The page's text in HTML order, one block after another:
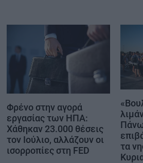
Φρένο στην αγορά
εργασίας των ΗΠΑ:
Χάθηκαν 23.000 θέσεις
τον Ιούλιο, αλλάζουν οι
ισορροπίες στη FED
τα